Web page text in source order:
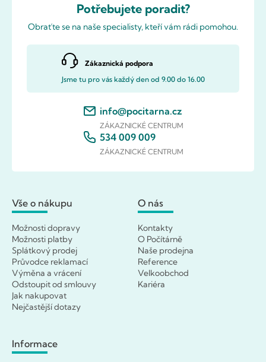
Potřebujete poradit?
Obraťte se na naše specialisty, kteří vám rádi pomohou.
Zákaznická podpora
Jsme tu pro vás každý den od 9.00 do 16.00
info@pocitarna.cz
ZÁKAZNICKÉ CENTRUM
534 009 009
ZÁKAZNICKÉ CENTRUM
Vše o nákupu
Možnosti dopravy
Možnosti platby
Splátkový prodej
Průvodce reklamací
Výměna a vrácení
Odstoupit od smlouvy
Jak nakupovat
Nejčastější dotazy
O nás
Kontakty
O Počítárně
Naše prodejna
Reference
Velkoobchod
Kariéra
Informace